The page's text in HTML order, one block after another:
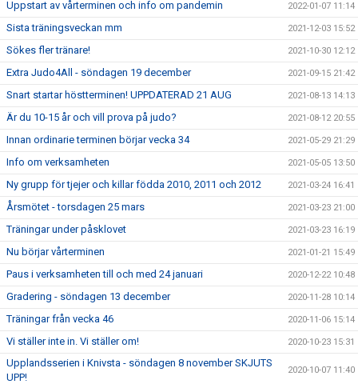
Uppstart av vårterminen och info om pandemin 2022-01-07 11:14
Sista träningsveckan mm 2021-12-03 15:52
Sökes fler tränare! 2021-10-30 12:12
Extra Judo4All - söndagen 19 december 2021-09-15 21:42
Snart startar höstterminen! UPPDATERAD 21 AUG 2021-08-13 14:13
Är du 10-15 år och vill prova på judo? 2021-08-12 20:55
Innan ordinarie terminen börjar vecka 34 2021-05-29 21:29
Info om verksamheten 2021-05-05 13:50
Ny grupp för tjejer och killar födda 2010, 2011 och 2012 2021-03-24 16:41
Årsmötet - torsdagen 25 mars 2021-03-23 21:00
Träningar under påsklovet 2021-03-23 16:19
Nu börjar vårterminen 2021-01-21 15:49
Paus i verksamheten till och med 24 januari 2020-12-22 10:48
Gradering - söndagen 13 december 2020-11-28 10:14
Träningar från vecka 46 2020-11-06 15:14
Vi ställer inte in. Vi ställer om! 2020-10-23 15:31
Upplandsserien i Knivsta - söndagen 8 november SKJUTS
UPP!
2020-10-07 11:40